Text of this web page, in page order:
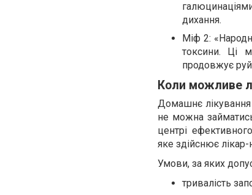
дихання.
Міф 2:
токсини. Ці
продовжує
Коли можливе
Домашнє
не можна
центрі
яке здійснює
Умови, за яких
тривалість